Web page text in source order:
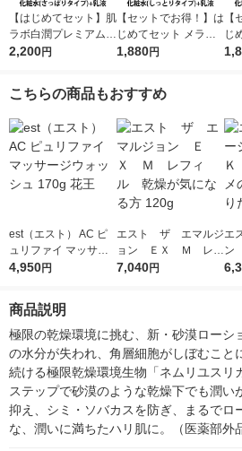
【はじめてセット】肌
ラボ白潤プレミアム薬
用浸透美白化粧水＋乳
2,200円
【セットでお得！】は
じめてセット メラノC
C薬用しみ対策美白化
1,880円
じ
C
こちらの商品もおすすめ
est（エスト） AC ピ
ュリファイ マッサー
ジウォッシュ 170g 花
4,950円
エスト ザ エマルジ
ョン ＥＸ Ｍ レフ
ィル 乾燥が気になる
7,040円
エ
ン
ル
商品説明
極限の乾燥環境に挑む、新・砂漠ローシ
の水分が失われ、角層細胞がしぼむこと
続ける極限乾燥環境生物「ネムリユスリ
ステップで砂漠のような乾燥下でも潤い
抑え、シミ・ソバカスを防ぎ、まるでロ
な、潤いに満ちたハリ肌に。（医薬部外